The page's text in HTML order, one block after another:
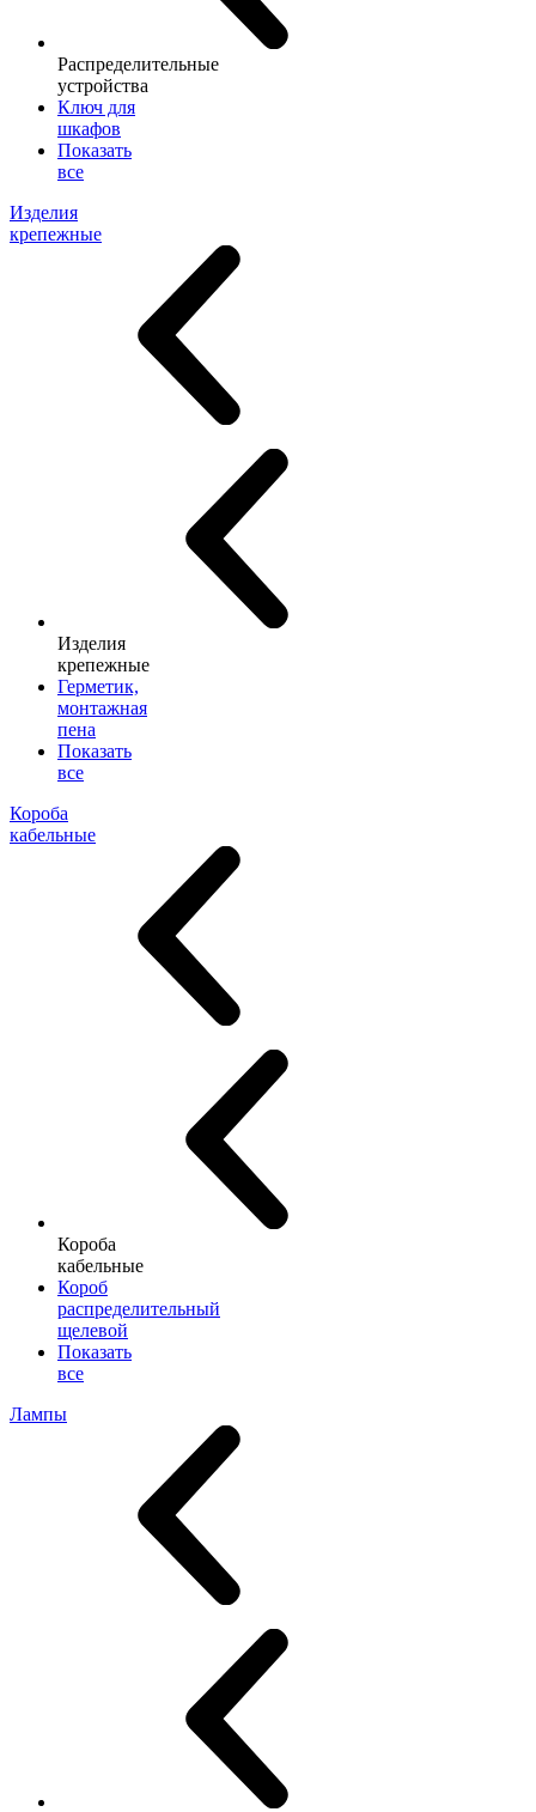
Распределительные
устройства
Ключ для
шкафов
Показать
все
Изделия
крепежные
Изделия
крепежные
Герметик,
монтажная
пена
Показать
все
Короба
кабельные
Короба
кабельные
Короб
распределительный
щелевой
Показать
все
Лампы